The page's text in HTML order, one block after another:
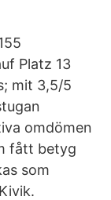
Platz 13
mit 3,5/5
omdömen
fått betyg
som